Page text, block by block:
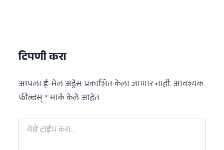
टिपणी करा
आपला ई-मेल अड्रेस प्रकाशित केला जाणार नाही.आवश्यक
फील्डस्*मार्क केले आहेत
टाईप